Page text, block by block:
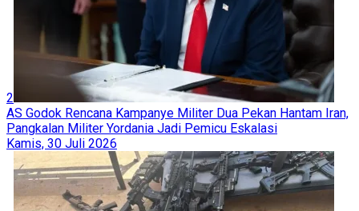
2
AS Godok Rencana Kampanye Militer Dua Pekan Hantam Iran,
Pangkalan Militer Yordania Jadi Pemicu Eskalasi
Kamis, 30 Juli 2026